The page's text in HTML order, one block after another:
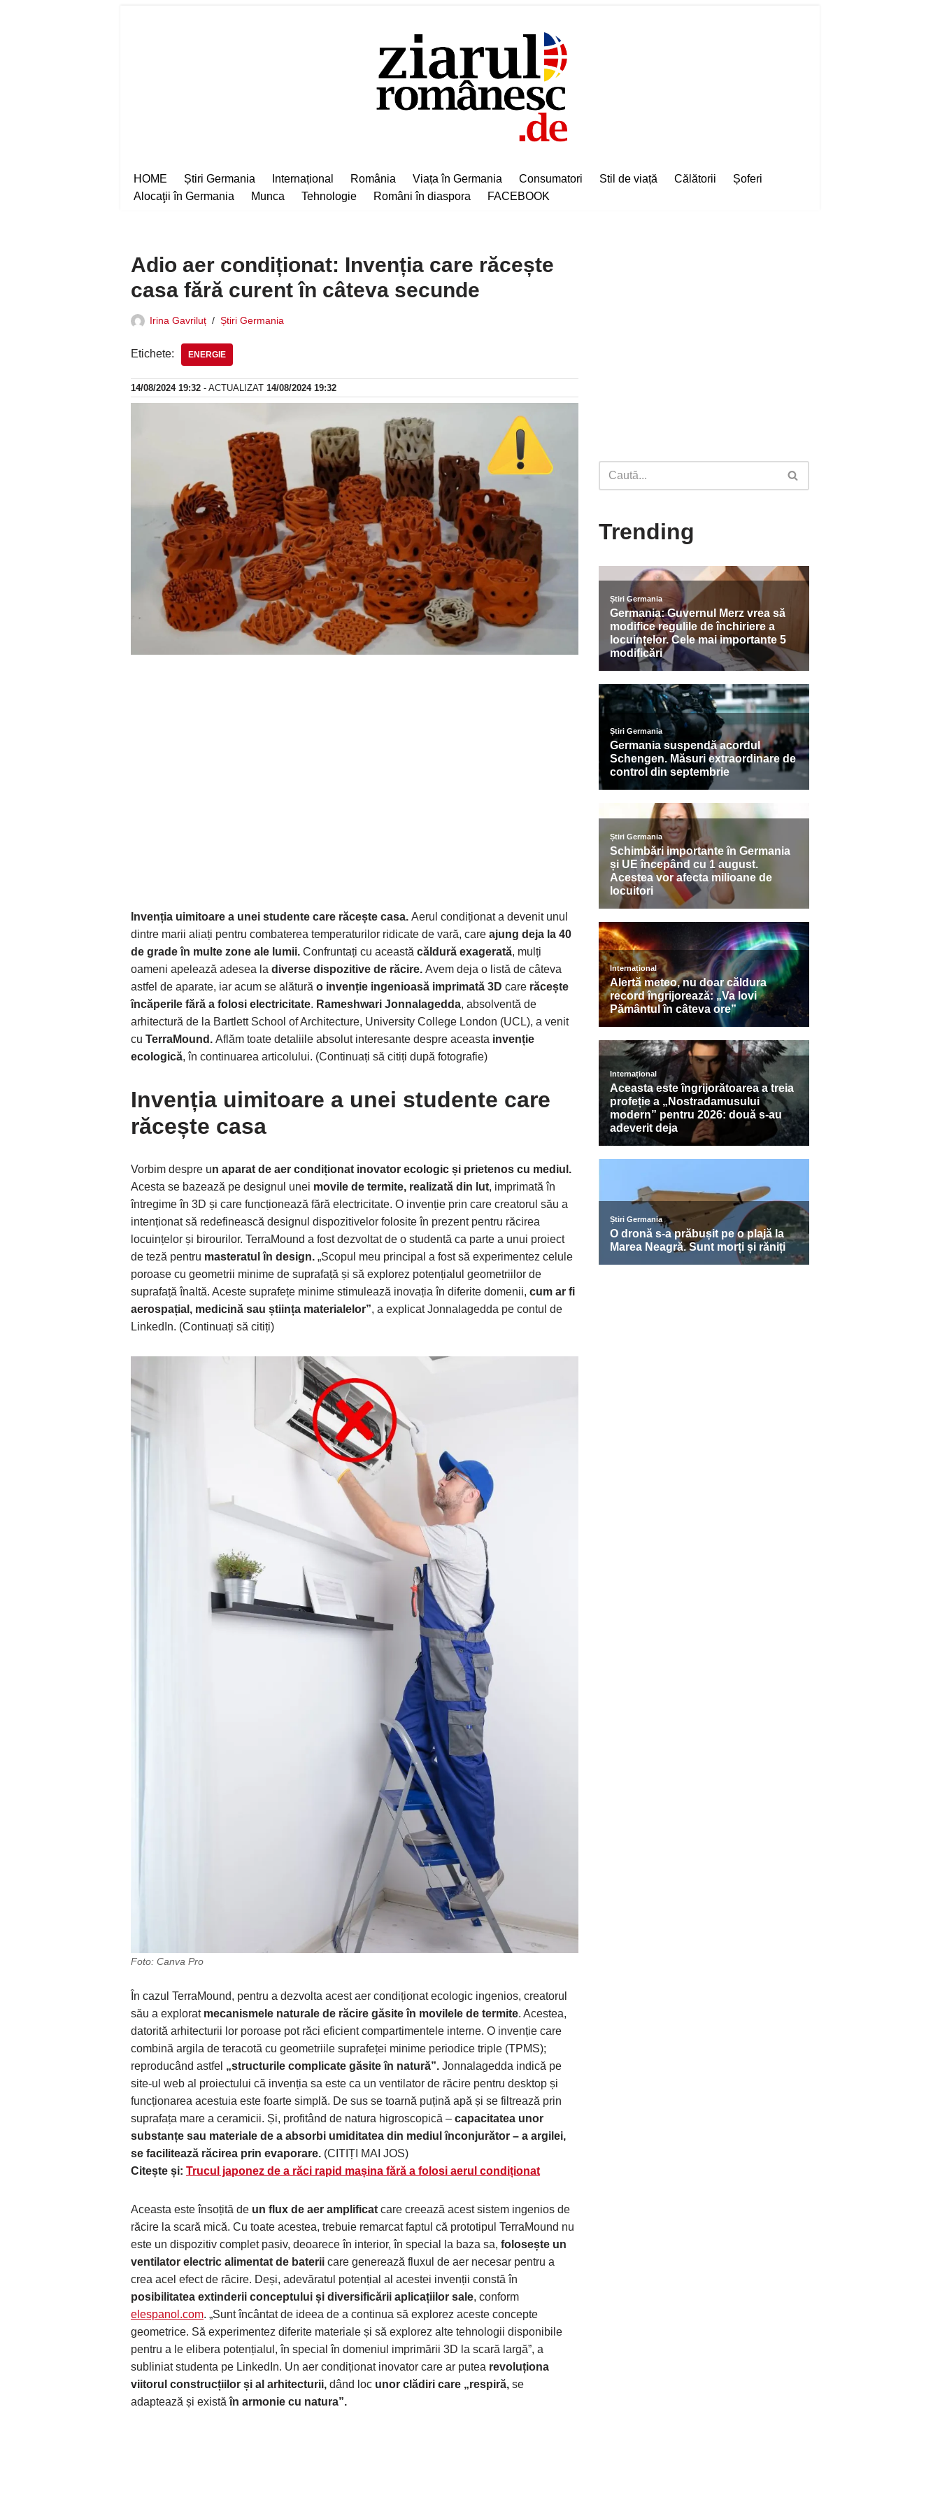
HOME Știri Germania Internațional România Viața în Germania Consumatori Stil de viață Călătorii
Șoferi
Alocaţii în Germania
Munca Tehnologie Români în diaspora FACEBOOK
Adio aer condiționat: Invenția care răcește
casa fără curent în câteva secunde
Irina Gavriluț Știri Germania
Etichete: ENERGIE
14/08/2024 19:32 - ACTUALIZAT 14/08/2024 19:32
Invenția uimitoare a unei studente care răcește casa. Aerul condiționat a devenit unul
dintre marii aliați pentru combaterea temperaturilor ridicate de vară, care ajung deja la 40
de grade în multe zone ale lumii. Confruntați cu această căldură exagerată, mulți
oameni apelează adesea la diverse dispozitive de răcire. Avem deja o listă de câteva
astfel de aparate, iar acum se alătură o invenție ingenioasă imprimată 3D care răcește
încăperile fără a folosi electricitate. Rameshwari Jonnalagedda, absolventă de
arhitectură de la Bartlett School of Architecture, University College London (UCL), a venit
cu TerraMound. Aflăm toate detaliile absolut interesante despre aceasta invenție
ecologică, în continuarea articolului. (Continuați să citiți după fotografie)
Invenția uimitoare a unei studente care
răcește casa
Vorbim despre un aparat de aer condiționat inovator ecologic și prietenos cu mediul.
Acesta se bazează pe designul unei movile de termite, realizată din lut, imprimată în
întregime în 3D și care funcționează fără electricitate. O invenție prin care creatorul său a
intenționat să redefinească designul dispozitivelor folosite în prezent pentru răcirea
locuințelor și birourilor. TerraMound a fost dezvoltat de o studentă ca parte a unui proiect
de teză pentru masteratul în design. „Scopul meu principal a fost să experimentez celule
poroase cu geometrii minime de suprafață și să explorez potențialul geometriilor de
suprafață înaltă. Aceste suprafețe minime stimulează inovația în diferite domenii, cum ar fi
aerospațial, medicină sau știința materialelor”, a explicat Jonnalagedda pe contul de
LinkedIn. (Continuați să citiți)
Foto: Canva Pro
În cazul TerraMound, pentru a dezvolta acest aer condiționat ecologic ingenios, creatorul
său a explorat mecanismele naturale de răcire găsite în movilele de termite. Acestea,
datorită arhitecturii lor poroase pot răci eficient compartimentele interne. O invenție care
combină argila de teracotă cu geometriile suprafeței minime periodice triple (TPMS);
reproducând astfel „structurile complicate găsite în natură”. Jonnalagedda indică pe
site-ul web al proiectului că invenția sa este ca un ventilator de răcire pentru desktop și
funcționarea acestuia este foarte simplă. De sus se toarnă puțină apă și se filtrează prin
suprafața mare a ceramicii. Și, profitând de natura higroscopică – capacitatea unor
substanțe sau materiale de a absorbi umiditatea din mediul înconjurător – a argilei,
se facilitează răcirea prin evaporare. (CITIȚI MAI JOS)
Citește și: Trucul japonez de a răci rapid mașina fără a folosi aerul condiționat
Aceasta este însoțită de un flux de aer amplificat care creează acest sistem ingenios de
răcire la scară mică. Cu toate acestea, trebuie remarcat faptul că prototipul TerraMound nu
este un dispozitiv complet pasiv, deoarece în interior, în special la baza sa, folosește un
ventilator electric alimentat de baterii care generează fluxul de aer necesar pentru a
crea acel efect de răcire. Deși, adevăratul potențial al acestei invenții constă în
posibilitatea extinderii conceptului și diversificării aplicațiilor sale, conform
elespanol.com. „Sunt încântat de ideea de a continua să explorez aceste concepte
geometrice. Să experimentez diferite materiale și să explorez alte tehnologii disponibile
pentru a le elibera potențialul, în special în domeniul imprimării 3D la scară largă”, a
subliniat studenta pe LinkedIn. Un aer condiționat inovator care ar putea revoluționa
viitorul construcțiilor și al arhitecturii, dând loc unor clădiri care „respiră, se
adaptează și existăîn armonie cu natura”.
Trending